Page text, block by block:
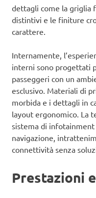
dettagli come la griglia
distintivi e le finiture
carattere.
Internamente,
interni sono progettati
passeggeri con un
esclusivo. Materiali di
morbida e i dettagli in
layout ergonomico. La
sistema di infotainment
navigazione,
connettività senza
Prestazioni